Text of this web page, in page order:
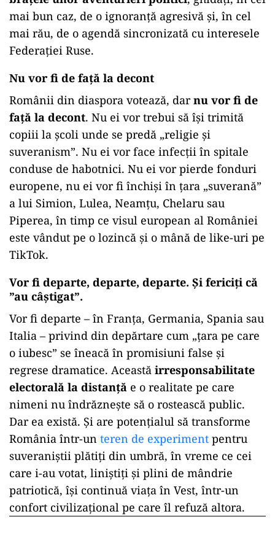
mai bun caz, de o ignoranță agresivă și, în cel
mai rău, de o agendă sincronizată cu interesele
Federației Ruse.
Nu vor fi de față la decont
Românii din diaspora votează, darnu vor fi de
față la decont. Nu ei vor trebui să își trimită
copiii la școli unde se predă „religie și
suveranism”. Nu ei vor face infecții în spitale
conduse de habotnici. Nu ei vor pierde fonduri
europene, nu ei vor fi închiși în țara „suverană”
a lui Simion, Lulea, Neamțu, Chelaru sau
Piperea, în timp ce visul european al României
este vândut pe o lozincă și o mână de like-uri pe
TikTok.
Vor fi departe, departe, departe. Și fericiți că
”au câștigat”.
Vor fi departe – în Franța, Germania, Spania sau
Italia – privind din depărtare cum „țara pe care
o iubesc” se îneacă în promisiuni false și
regrese dramatice. Această irresponsabilitate
electorală la distanță e o realitate pe care
nimeni nu îndrăznește să o rostească public.
Dar ea există. Și are potențialul să transforme
România într-un teren de experiment pentru
suveraniștii plătiți din umbră, în vreme ce cei
care i-au votat, liniștiți și plini de mândrie
patriotică, își continuă viața în Vest, într-un
confort civilizațional pe care îl refuză altora.